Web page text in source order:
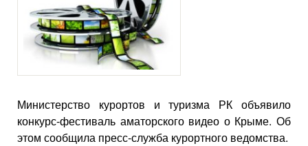
Министерство курортов и туризма РК объявило
конкурс-фестиваль аматорского видео о Крыме. Об
этом сообщила пресс-служба курортного ведомства.